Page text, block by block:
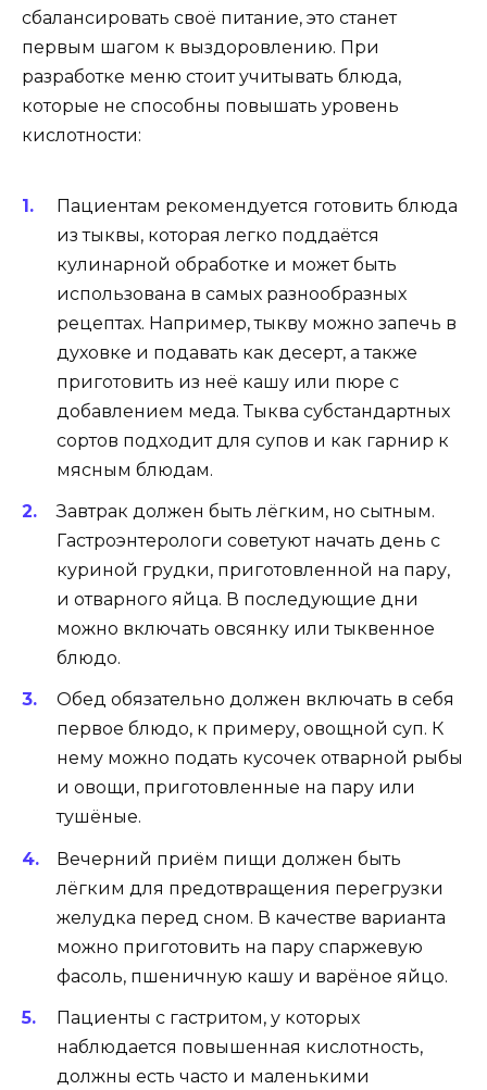
сбалансировать своё питание, это станет
первым шагом к выздоровлению. При
разработке меню стоит учитывать блюда,
которые не способны повышать уровень
кислотности:
Пациентам рекомендуется готовить блюда
из тыквы, которая легко поддаётся
кулинарной обработке и может быть
использована в самых разнообразных
рецептах. Например, тыкву можно запечь в
духовке и подавать как десерт, а также
приготовить из неё кашу или пюре с
добавлением меда. Тыква субстандартных
сортов подходит для супов и как гарнир к
мясным блюдам.
Завтрак должен быть лёгким, но сытным.
Гастроэнтерологи советуют начать день с
куриной грудки, приготовленной на пару,
и отварного яйца. В последующие дни
можно включать овсянку или тыквенное
блюдо.
Обед обязательно должен включать в себя
первое блюдо, к примеру, овощной суп. К
нему можно подать кусочек отварной рыбы
и овощи, приготовленные на пару или
тушёные.
Вечерний приём пищи должен быть
лёгким для предотвращения перегрузки
желудка перед сном. В качестве варианта
можно приготовить на пару спаржевую
фасоль, пшеничную кашу и варёное яйцо.
Пациенты с гастритом, у которых
наблюдается повышенная кислотность,
должны есть часто и маленькими